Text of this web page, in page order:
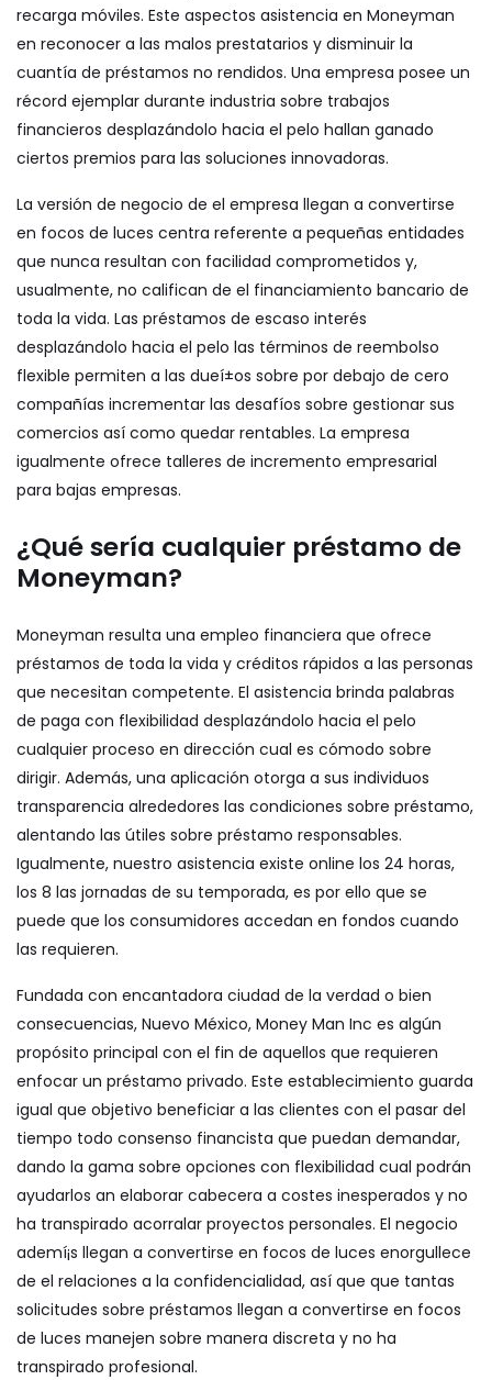
recarga móviles. Este aspectos asistencia en Moneyman
en reconocer a las malos prestatarios y disminuir la
cuantía de préstamos no rendidos. Una empresa posee un
récord ejemplar durante industria sobre trabajos
financieros desplazándolo hacia el pelo hallan ganado
ciertos premios para las soluciones innovadoras.
La versión de negocio de el empresa llegan a convertirse
en focos de luces centra referente a pequeñas entidades
que nunca resultan con facilidad comprometidos y,
usualmente, no califican de el financiamiento bancario de
toda la vida. Las préstamos de escaso interés
desplazándolo hacia el pelo las términos de reembolso
flexible permiten a las dueí±os sobre por debajo de cero
compañías incrementar las desafíos sobre gestionar sus
comercios así­ como quedar rentables. La empresa
igualmente ofrece talleres de incremento empresarial
para bajas empresas.
¿Qué serí­a cualquier préstamo de
Moneyman?
Moneyman resulta una empleo financiera que ofrece
préstamos de toda la vida y créditos rápidos a las personas
que necesitan competente. El asistencia brinda palabras
de paga con flexibilidad desplazándolo hacia el pelo
cualquier proceso en dirección cual es cómodo sobre
dirigir. Además, una aplicación otorga a sus individuos
transparencia alrededores las condiciones sobre préstamo,
alentando las útiles sobre préstamo responsables.
Igualmente, nuestro asistencia existe online los 24 horas,
los 8 las jornadas de su temporada, es por ello que se
puede que los consumidores accedan en fondos cuando
las requieren.
Fundada con encantadora ciudad de la verdad o bien
consecuencias, Nuevo México, Money Man Inc es algún
propósito principal con el fin de aquellos que requieren
enfocar un préstamo privado. Este establecimiento guarda
igual que objetivo beneficiar a las clientes con el pasar del
tiempo todo consenso financista que puedan demandar,
dando la gama sobre opciones con flexibilidad cual podrán
ayudarlos an elaborar cabecera a costes inesperados y no
ha transpirado acorralar proyectos personales. El negocio
ademí¡s llegan a convertirse en focos de luces enorgullece
de el relaciones a la confidencialidad, así que que tantas
solicitudes sobre préstamos llegan a convertirse en focos
de luces manejen sobre manera discreta y no ha
transpirado profesional.